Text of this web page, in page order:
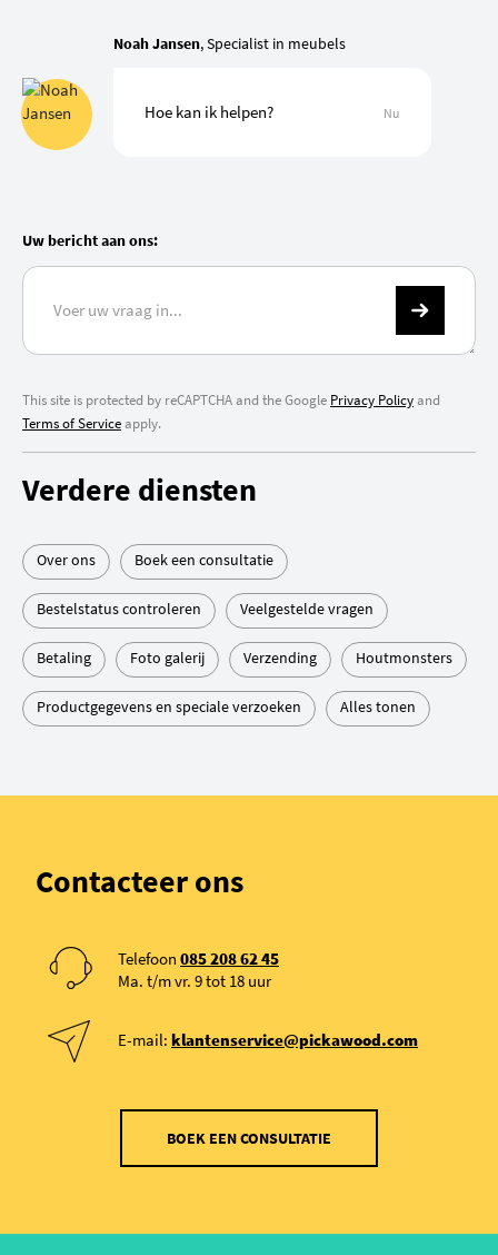
Noah Jansen, Specialist in meubels
Hoe kan ik helpen? Nu
Uw bericht aan ons:
This site is protected by reCAPTCHA and the Google Privacy Policyand
Terms of Serviceapply.
Verdere diensten
Over ons Boek een consultatie
Bestelstatus controleren Veelgestelde vragen
Betaling Foto galerij Verzending Houtmonsters
Productgegevens en speciale verzoeken Alles tonen
Contacteer ons
Telefoon 085 208 62 45
Ma. t/m vr. 9 tot 18 uur
E-mail: klantenservice@pickawood.com
BOEK EEN CONSULTATIE